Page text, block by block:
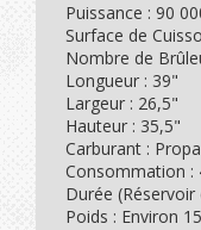
Puissance : 90
Surface de
Nombre de
Longueur : 39"
Largeur : 26,5"
Hauteur : 35,5"
Carburant :
Consommation :
Durée
Poids : Environ